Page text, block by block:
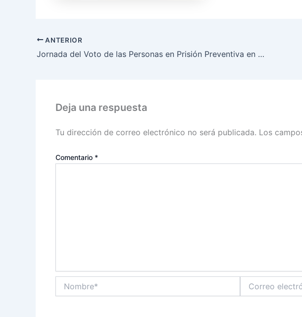
ANTERIOR
Jornada del Voto de las Personas en Prisión Preventiva en Neza Bordo, sin incidentes: INE Estado de México
Deja una respuesta
Tu dirección de correo electrónico no será publicada. Los
Comentario *
electrónico*